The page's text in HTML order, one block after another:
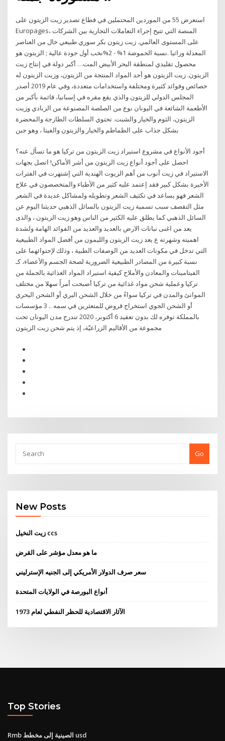
استعرض 55 من الموردين المحتملين في قطاع تصدير زيت الزيتون على
Europages، المنصة التي تتيح إجراء التعاملات التجارية بين الشركات
على المستوى العالمي. زيت زيتون بكر سوري طبيعي خال من العناصر
المعدلة وراثيا .نسبة الحموضة 1% - 2%نخب أول جودة عالية ; الزيتون هو
محصول تقليدي لمنطقة البحر الأبيض المت… أكبر دولة في إنتاج زيت
الزيتون. زيت الزيتون هو أحد المواد المنتجة من الزيتون، وزيت الزيتون له
خصائص وفوائد كثيرة ومختلفة واستخدامات متعددة، وفي عام 2019 أصدر
المجلس الدولي للزيتون والذي يقع مقره في إسبانيا، قائمة بأكبر من
الأطعمة الشائعة في اليونان نوع من الصلصة المصنوعة من الزبادي وزيت
الزيتون، الثوم والخيار والشبت. تحتوي السلطات الطازجة والمحضرة
بشكل جذاب على الطماطم والخيار والزيتون والفيتا ، وهو جبن
أجود الأنواع في مشروع استيراد زيت الزيتون من تركيا هو ما تسأل عنه؟
احصل على أجود أنواع زيت الزيتون من أشر الأماكن! اتصل بجهات
الاستيراد في زيت أنوب من أهم الزيوت الهندية التي إشتهرت في الفترات
الأخيرة بشكل كبير فقد إعتمد عليه كثير من الأطباء والمتخصصون في علاج
الشعر فهو يساعد في تكثيف الشعر وتطويله ولمشاكل عديدة في الشعر
مثل التقصف سبب تسمية زيت الزيتون بالسائل الذهبي حديثنا اليوم عن
السائل الذهبي كما يطلق عليه الكثير من الناس وهو زيت الزيتون ، والذى
يعد من اغنى نباتات الارض بالعديد والعديد من الفوائد الهامة ولشدة
اهميته وشهرته ع يعد زيت الزيتون والليمون من أفضل المواد الطبيعية
التي تدخل في مكونات العديد من الوصفات الطبية ، وذلك لإحتوائهما على
نسبة كبيرة من المصادر الطبيعية الضرورية لصحة الجسم والأعضاء، كـ
الفيتامينات والمعادن والأملاح كيفية استيراد المواد الغذائية بالجملة من
تركيا وعملية شحن مواد غذائية من تركيا أصبحت أمراً سهلا من مختلف
الموانئ والمدن في تركيا سواءً من خلال الشحن البري أو الشحن البحري
أو الشحن الجوي استخراج قروض للمتعثرين في سمه .. 3 مؤسسات
بالمملكة توفره لك بدون تعقيد 6 أكتوبر، 2020 تندرج مدن اليونان تحت
مجموعة من الأقاليم الزراعيّة، إذ يتم شحن زيت الزيتون
Go
New Posts
زيت النخيل ccs
ما هو معدل مؤشر على القرض
سعر صرف الدولار الأمريكي إلى الجنيه الإسترليني
أنواع البورصة في الولايات المتحدة
الآثار الاقتصادية للحظر النفطي لعام 1973
Top Stories
Rmb الصينية إلى مخطط usd